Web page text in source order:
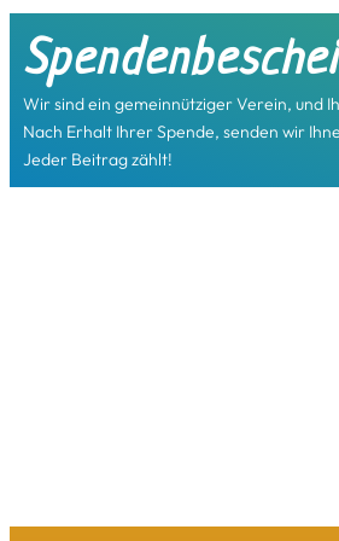
Wir sind ein gemeinnütziger Verein, und
Nach Erhalt Ihrer Spende, senden wir
Jeder Beitrag zählt!